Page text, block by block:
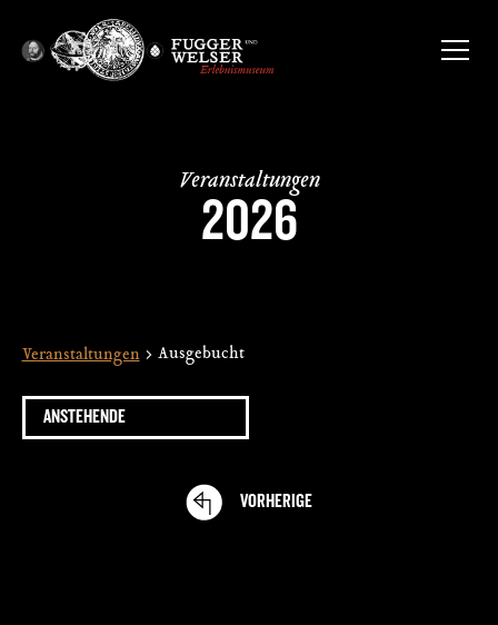
Veranstaltungen
2026
Veranstaltungen Ausgebucht
ANSTEHENDE
VORHERIGEVERANSTALTUNGEN